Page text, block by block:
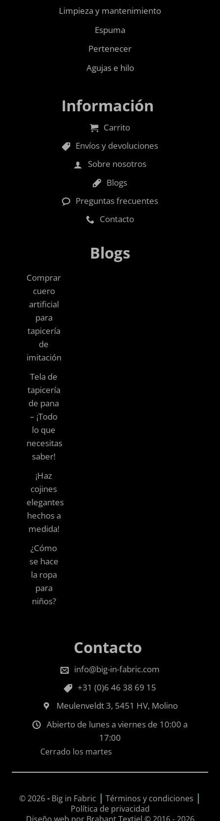
Limpieza y mantenimiento
Espuma
Pertenecer
Agujas e hilo
Información
Carrito
Envíos y devoluciones
Sobre nosotros
Blogs
Preguntas frecuentes
Contacto
Blogs
Comprar
cuero
artificial
para
tapicería
de
imitación
Tela de
tapicería
de pana
– ¡Todo
lo que
necesitas
saber!
¡Haz
cojines
elegantes
hechos a
medida!
¿Cómo
se hace
la ropa
para
niños?
Contacto
info@big-in-fabric.com
+31 (0)6 46 38 69 15
Meulenveldt 3, 5451 HV, Molino
Abierto de lunes a viernes de 10:00 a
17:00
Cerrado los martes
© 2026-Big in Fabric | Términos y condiciones |
Política de privacidad